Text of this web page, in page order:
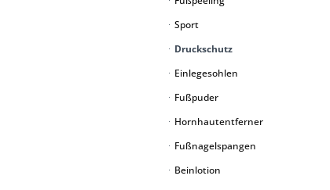
Sport
Druckschutz
Einlegesohlen
Fußpuder
Hornhautentferner
Fußnagelspangen
Beinlotion